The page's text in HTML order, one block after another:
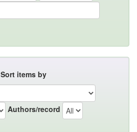
Sort items by
Authors/record